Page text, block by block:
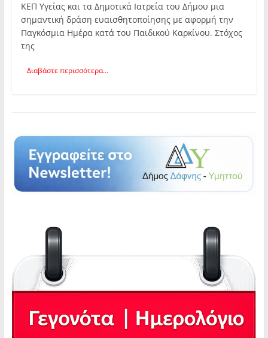
ΚΕΠ Υγείας και τα Δημοτικά Ιατρεία του Δήμου μια
σημαντική δράση ευαισθητοποίησης με αφορμή την
Παγκόσμια Ημέρα κατά του Παιδικού Καρκίνου. Στόχος
της
Διαβάστε περισσότερα...